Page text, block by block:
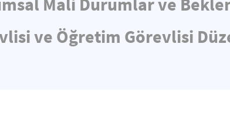
ve Öğretim Görevlisi